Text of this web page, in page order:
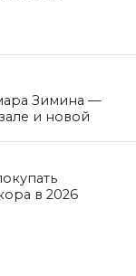
Зимина —
и новой
в 2026